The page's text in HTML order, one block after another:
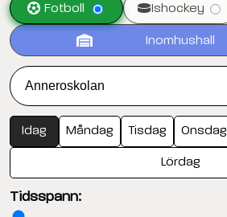
Fotboll Ishockey
Inomhushall
Idag Måndag Tisdag Onsdag
Lördag
Tidsspann: